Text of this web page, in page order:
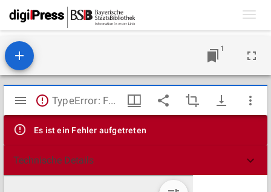
1
Mirador
Viewer
TypeError: Failed to fetch
Es ist ein Fehler aufgetreten
Technische Details